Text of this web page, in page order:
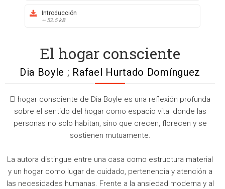
Introducción
~ 52.5 kB
El hogar consciente
Dia Boyle ; Rafael Hurtado Domínguez
El hogar consciente de Dia Boyle es una reflexión profunda
sobre el sentido del hogar como espacio vital donde las
personas no solo habitan, sino que crecen, florecen y se
sostienen mutuamente.
La autora distingue entre una casa como estructura material
y un hogar como lugar de cuidado, pertenencia y atención a
las necesidades humanas. Frente a la ansiedad moderna y al